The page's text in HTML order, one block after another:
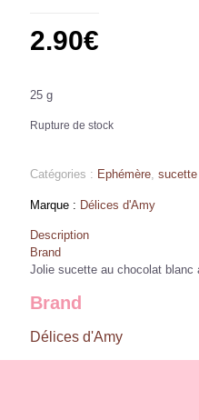
2.90€
25 g
Rupture de stock
Catégories : Ephémère, sucette
Délices d'Amy
Description
Brand
Jolie sucette au chocolat blanc
Brand
Délices d'Amy